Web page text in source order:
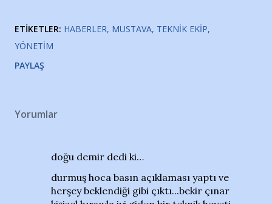
ETIKETLER: HABERLER MUSTAVA TEKNIK EKIP
YÖNETIM
PAYLAŞ
Yorumlar
doğu demir dedi ki…
durmuş hoca basın açıklaması yaptı ve
herşey beklendiği gibi çıktı...bekir çınar